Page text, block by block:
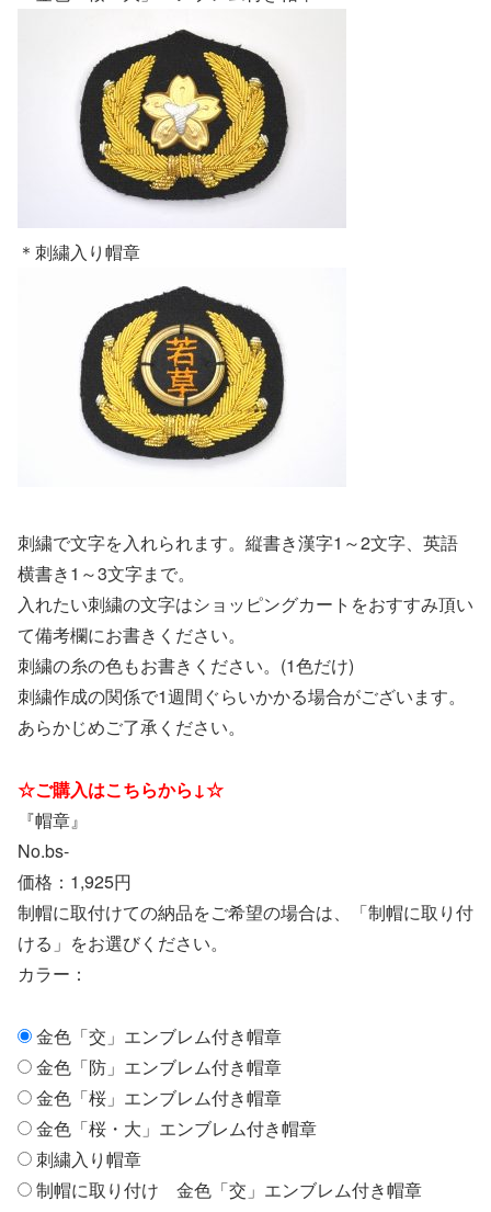
＊刺繍入り帽章
刺繍で文字を入れられます。縦書き漢字1～2文字、英語
横書き1～3文字まで。
入れたい刺繍の文字はショッピングカートをおすすみ頂い
て備考欄にお書きください。
刺繍の糸の色もお書きください。(1色だけ)
刺繍作成の関係で1週間ぐらいかかる場合がございます。
あらかじめご了承ください。
☆ご購入はこちらから↓☆
『帽章』
No.bs-
価格：1,925円
制帽に取付けての納品をご希望の場合は、「制帽に取り付
ける」をお選びください。
カラー：
金色「交」エンブレム付き帽章
金色「防」エンブレム付き帽章
金色「桜」エンブレム付き帽章
金色「桜・大」エンブレム付き帽章
刺繍入り帽章
制帽に取り付け 金色「交」エンブレム付き帽章